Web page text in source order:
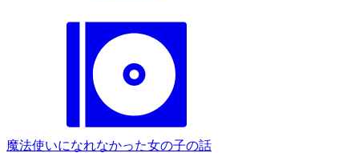
魔法使いになれなかった女の子の話